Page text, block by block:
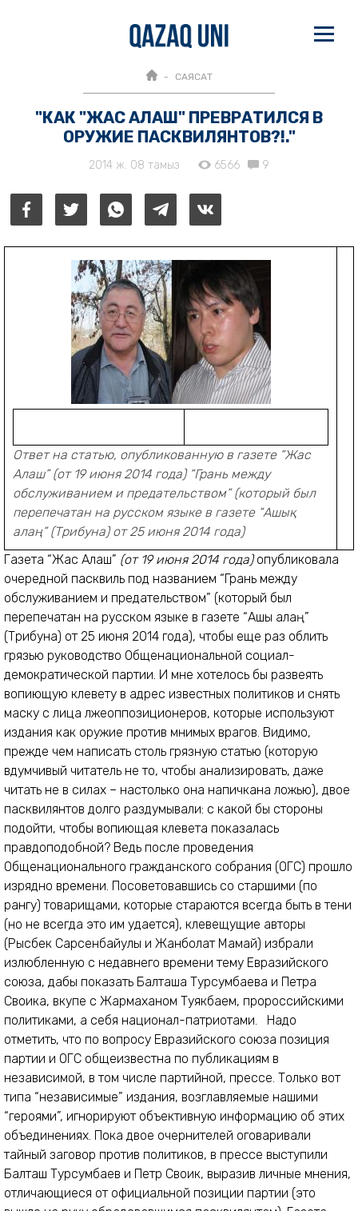
САЯСАТ
"КАК "ЖАС АЛАШ" ПРЕВРАТИЛСЯ В
ОРУЖИЕ ПАСКВИЛЯНТОВ?!."
2014 ж. 08 тамыз 6566 9
Ответ на статью, опубликованную в газете “Жас
Алаш” (от 19 июня 2014 года) “Грань между
обслуживанием и предательством” (который был
перепечатан на русском языке в газете “Ашық
алаң” (Трибуна) от 25 июня 2014 года)
Газета “Жас Алаш” (от 19 июня 2014 года)опубликовала
очередной пасквиль под названием “Грань между
обслуживанием и предательством” (который был
перепечатан на русском языке в газете “Ашық алаң”
(Трибуна) от 25 июня 2014 года), чтобы еще раз облить
грязью руководство Общенациональной социал-
демократической партии. И мне хотелось бы развеять
вопиющую клевету в адрес известных политиков и снять
маску с лица лжеоппозиционеров, которые используют
издания как оружие против мнимых врагов. Видимо,
прежде чем написать столь грязную статью (которую
вдумчивый читатель не то, чтобы анализировать, даже
читать не в силах – настолько она напичкана ложью), двое
пасквилянтов долго раздумывали: с какой бы стороны
подойти, чтобы вопиющая клевета показалась
правдоподобной? Ведь после проведения
Общенационального гражданского собрания (ОГС) прошло
изрядно времени. Посоветовавшись со старшими (по
рангу) товарищами, которые стараются всегда быть в тени
(но не всегда это им удается), клевещущие авторы
(Рысбек Сарсенбайулы и Жанболат Мамай) избрали
излюбленную с недавнего времени тему Евразийского
союза, дабы показать Балташа Турсумбаева и Петра
Своика, вкупе с Жармаханом Туякбаем, пророссийскими
политиками, а себя национал-патриотами. Надо
отметить, что по вопросу Евразийского союза позиция
партии и ОГС общеизвестна по публикациям в
независимой, в том числе партийной, прессе. Только вот
типа “независимые” издания, возглавляемые нашими
“героями”, игнорируют объективную информацию об этих
объединениях. Пока двое очернителей оговаривали
тайный заговор против политиков, в прессе выступили
Балташ Турсумбаев и Петр Своик, выразив личные мнения,
отличающиеся от официальной позиции партии (это